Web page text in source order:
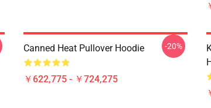
Canned Heat Pullover Hoodie
￥622,775 - ￥724,275
-20%